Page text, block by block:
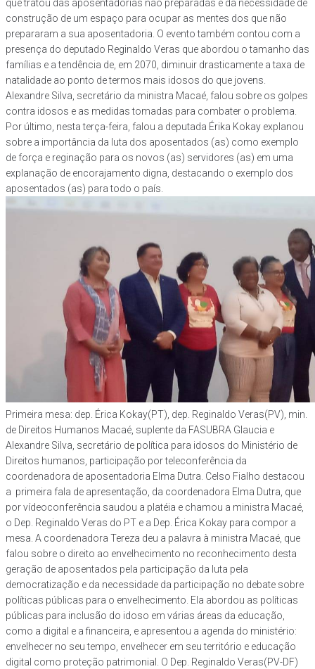
que tratou das aposentadorias não preparadas e da necessidade de
construção de um espaço para ocupar as mentes dos que não
prepararam a sua aposentadoria. O evento também contou com a
presença do deputado Reginaldo Veras que abordou o tamanho das
famílias e a tendência de, em 2070, diminuir drasticamente a taxa de
natalidade ao ponto de termos mais idosos do que jovens.
Alexandre Silva, secretário da ministra Macaé, falou sobre os golpes
contra idosos e as medidas tomadas para combater o problema.
Por último, nesta terça-feira, falou a deputada Érika Kokay explanou
sobre a importância da luta dos aposentados (as) como exemplo
de força e reginação para os novos (as) servidores (as) em uma
explanação de encorajamento digna, destacando o exemplo dos
aposentados (as) para todo o país.
Primeira mesa: dep. Érica Kokay(PT), dep. Reginaldo Veras(PV), min.
de Direitos Humanos Macaé, suplente da FASUBRA Glaucia e
Alexandre Silva, secretário de política para idosos do Ministério de
Direitos humanos, participação por teleconferência da
coordenadora de aposentadoria Elma Dutra. Celso Fialho destacou
a primeira fala de apresentação, da coordenadora Elma Dutra, que
por vídeoconferência saudou a platéia e chamou a ministra Macaé,
o Dep. Reginaldo Veras do PT e a Dep. Érica Kokay para compor a
mesa. A coordenadora Tereza deu a palavra à ministra Macaé, que
falou sobre o direito ao envelhecimento no reconhecimento desta
geração de aposentados pela participação da luta pela
democratização e da necessidade da participação no debate sobre
políticas públicas para o envelhecimento. Ela abordou as políticas
públicas para inclusão do idoso em várias áreas da educação,
como a digital e a financeira, e apresentou a agenda do ministério:
envelhecer no seu tempo, envelhecer em seu território e educação
digital como proteção patrimonial. O Dep. Reginaldo Veras(PV-DF)